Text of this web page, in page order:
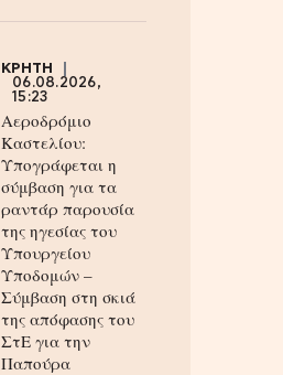
ΚΡΗΤΗ
06.08.2026,
15:23
Αεροδρόμιο
Καστελίου:
Υπογράφεται η
σύμβαση για τα
ραντάρ παρουσία
της ηγεσίας του
Υπουργείου
Υποδομών –
Σύμβαση στη σκιά
της απόφασης του
ΣτΕ για την
Παπούρα